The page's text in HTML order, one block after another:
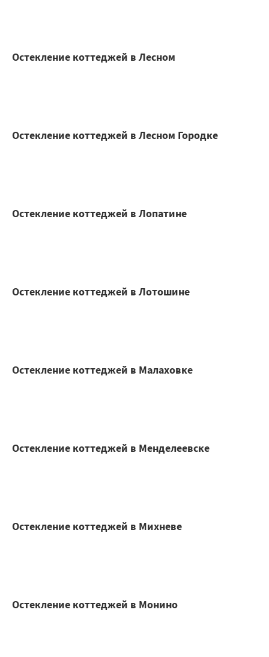
Остекление коттеджей в Лесном
Остекление коттеджей в Лесном Городке
Остекление коттеджей в Лопатине
Остекление коттеджей в Лотошине
Остекление коттеджей в Малаховке
Остекление коттеджей в Менделеевске
Остекление коттеджей в Михневе
Остекление коттеджей в Монино